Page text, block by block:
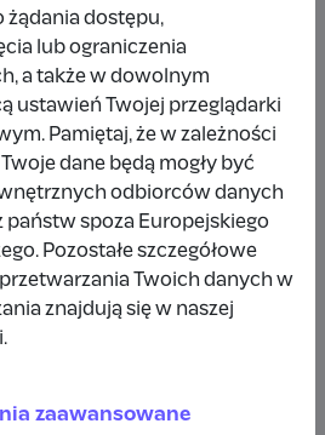
tydzień temu
9 miesięcy temu
żądania dostępu,
lub ograniczenia
a także w dowolnym
ustawień Twojej przeglądarki
Pamiętaj, że w zależności
dane będą mogły być
odbiorców danych
państw spoza Europejskiego
Pozostałe szczegółowe
Twoich danych w
znajdują się w naszej
zaawansowane